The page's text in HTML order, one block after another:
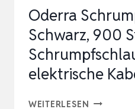
Oderra
Schwarz, 900
elektrische
WEITERLESEN ODERRA